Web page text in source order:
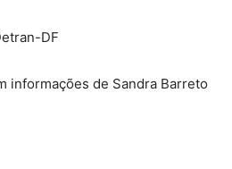
DF
informações de Sandra Barreto